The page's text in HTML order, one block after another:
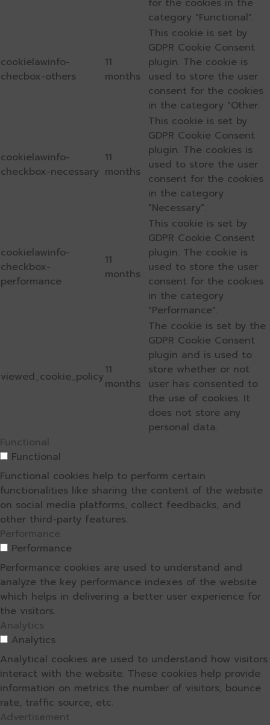
for the cookies in the
category "Functional".
cookielawinfo-
checbox-others
11
months
This cookie is set by
GDPR Cookie Consent
plugin. The cookie is
used to store the user
consent for the cookies
in the category "Other.
cookielawinfo-
checkbox-necessary
11
months
This cookie is set by
GDPR Cookie Consent
plugin. The cookies is
used to store the user
consent for the cookies
in the category
"Necessary".
cookielawinfo-
checkbox-
performance
11
months
This cookie is set by
GDPR Cookie Consent
plugin. The cookie is
used to store the user
consent for the cookies
in the category
"Performance".
viewed_cookie_policy11
months
The cookie is set by the
GDPR Cookie Consent
plugin and is used to
store whether or not
user has consented to
the use of cookies. It
does not store any
personal data.
Functional
Functional
Functional cookies help to perform certain
functionalities like sharing the content of the website
on social media platforms, collect feedbacks, and
other third-party features.
Performance
Performance
Performance cookies are used to understand and
analyze the key performance indexes of the website
which helps in delivering a better user experience for
the visitors.
Analytics
Analytics
Analytical cookies are used to understand how visitors
interact with the website. These cookies help provide
information on metrics the number of visitors, bounce
rate, traffic source, etc.
Advertisement